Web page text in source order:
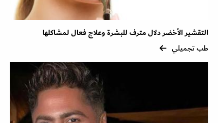
التقشير الأخضر دلال مترف للبشرة وعلاج فعال لمشاكلها
طب تجميلي